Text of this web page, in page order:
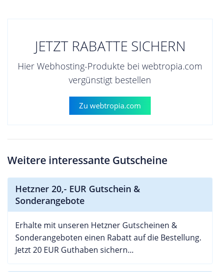
JETZT RABATTE SICHERN
Hier Webhosting-Produkte bei webtropia.com
vergünstigt bestellen
Zu webtropia.com
Weitere interessante Gutscheine
Hetzner 20,- EUR Gutschein &
Sonderangebote
Erhalte mit unseren Hetzner Gutscheinen &
Sonderangeboten einen Rabatt auf die Bestellung.
Jetzt 20 EUR Guthaben sichern...